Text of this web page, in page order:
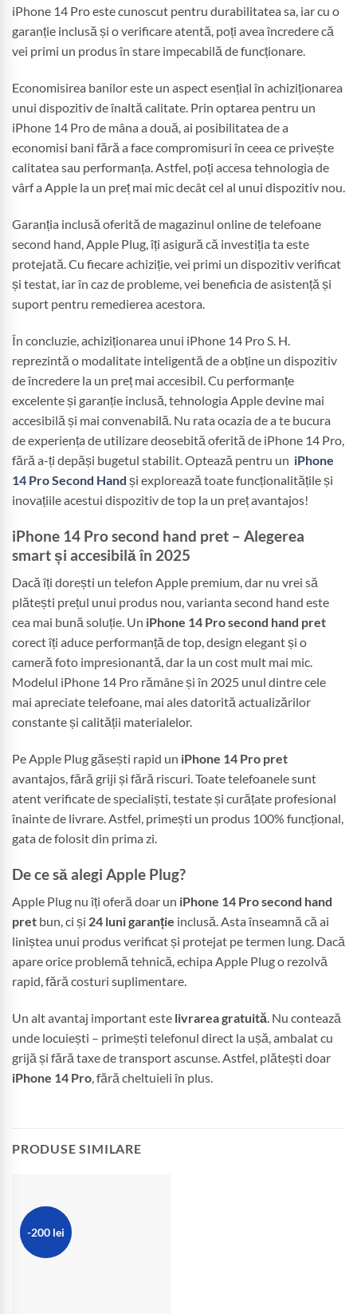
iPhone 14 Pro este cunoscut pentru durabilitatea sa, iar cu o
garanție inclusă și o verificare atentă, poți avea încredere că
vei primi un produs în stare impecabilă de funcționare.
Economisirea banilor este un aspect esențial în achiziționarea
unui dispozitiv de înaltă calitate. Prin optarea pentru un
iPhone 14 Pro de mâna a două, ai posibilitatea de a
economisi bani fără a face compromisuri în ceea ce privește
calitatea sau performanța. Astfel, poți accesa tehnologia de
vârf a Apple la un preț mai mic decât cel al unui dispozitiv nou.
Garanția inclusă oferită de magazinul online de telefoane
second hand, Apple Plug, îți asigură că investiția ta este
protejată. Cu fiecare achiziție, vei primi un dispozitiv verificat
și testat, iar în caz de probleme, vei beneficia de asistență și
suport pentru remedierea acestora.
În concluzie, achiziționarea unui iPhone 14 Pro S. H.
reprezintă o modalitate inteligentă de a obține un dispozitiv
de încredere la un preț mai accesibil. Cu performanțe
excelente și garanție inclusă, tehnologia Apple devine mai
accesibilă și mai convenabilă. Nu rata ocazia de a te bucura
de experiența de utilizare deosebită oferită de iPhone 14 Pro,
fără a-ți depăși bugetul stabilit. Optează pentru un iPhone
14 Pro Second Hand și explorează toate funcționalitățile și
inovațiile acestui dispozitiv de top la un preț avantajos!
iPhone 14 Pro second hand pret – Alegerea
smart și accesibilă în 2025
Dacă îți dorești un telefon Apple premium, dar nu vrei să
plătești prețul unui produs nou, varianta second hand este
cea mai bună soluție. Un iPhone 14 Pro second hand pret
corect îți aduce performanță de top, design elegant și o
cameră foto impresionantă, dar la un cost mult mai mic.
Modelul iPhone 14 Pro rămâne și în 2025 unul dintre cele
mai apreciate telefoane, mai ales datorită actualizărilor
constante și calității materialelor.
Pe Apple Plug găsești rapid un iPhone 14 Pro pret
avantajos, fără griji și fără riscuri. Toate telefoanele sunt
atent verificate de specialiști, testate și curățate profesional
înainte de livrare. Astfel, primești un produs 100% funcțional,
gata de folosit din prima zi.
De ce să alegi Apple Plug?
Apple Plug nu îți oferă doar un iPhone 14 Pro second hand
pret bun, ci și 24 luni garanție inclusă. Asta înseamnă că ai
liniștea unui produs verificat și protejat pe termen lung. Dacă
apare orice problemă tehnică, echipa Apple Plug o rezolvă
rapid, fără costuri suplimentare.
Un alt avantaj important este livrarea gratuită. Nu contează
unde locuiești – primești telefonul direct la ușă, ambalat cu
grijă și fără taxe de transport ascunse. Astfel, plătești doar
iPhone 14 Pro, fără cheltuieli în plus.
PRODUSE SIMILARE
-200 lei